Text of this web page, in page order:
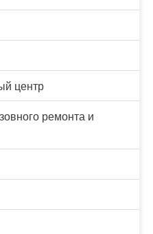
центр
ремонта и